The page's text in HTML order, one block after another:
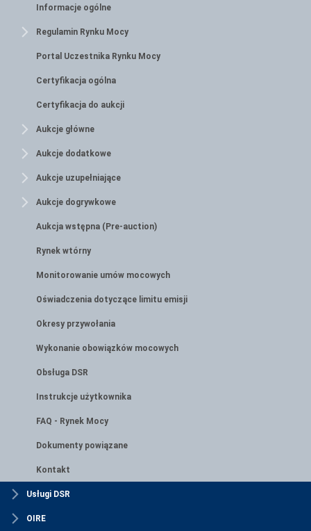
Informacje ogólne
Regulamin Rynku Mocy
Portal Uczestnika Rynku Mocy
Certyfikacja ogólna
Certyfikacja do aukcji
Aukcje główne
Aukcje dodatkowe
Aukcje uzupełniające
Aukcje dogrywkowe
Aukcja wstępna (Pre-auction)
Rynek wtórny
Monitorowanie umów mocowych
Oświadczenia dotyczące limitu emisji
Okresy przywołania
Wykonanie obowiązków mocowych
Obsługa DSR
Instrukcje użytkownika
FAQ - Rynek Mocy
Dokumenty powiązane
Kontakt
Usługi DSR
OIRE